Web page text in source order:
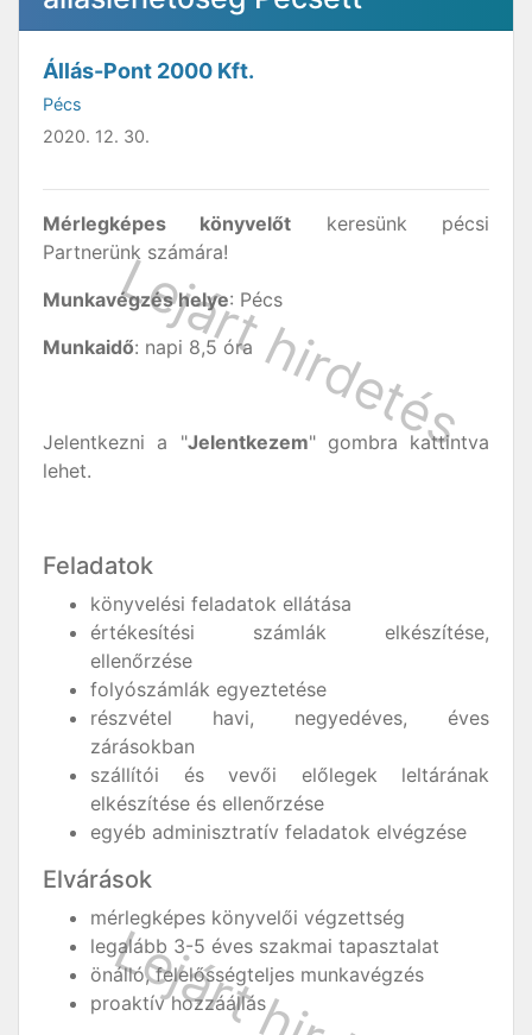
Állás-Pont 2000 Kft.
Pécs
2020. 12. 30.
Mérlegképes könyvelőt keresünk pécsi
Partnerünk számára!
Munkavégzés helye: Pécs
Munkaidő: napi 8,5 óra
Jelentkezni a "Jelentkezem" gombra kattintva
lehet.
Feladatok
könyvelési feladatok ellátása
értékesítési számlák elkészítése,
ellenőrzése
folyószámlák egyeztetése
részvétel havi, negyedéves, éves
zárásokban
szállítói és vevői előlegek leltárának
elkészítése és ellenőrzése
egyéb adminisztratív feladatok elvégzése
Elvárások
mérlegképes könyvelői végzettség
legalább 3-5 éves szakmai tapasztalat
önálló, felelősségteljes munkavégzés
proaktív hozzáállás